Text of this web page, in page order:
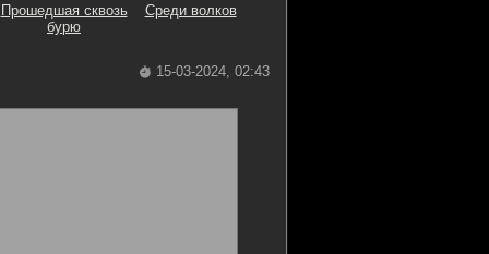
Прошедшая сквозь
бурю
Среди волков
15-03-2024, 02:43